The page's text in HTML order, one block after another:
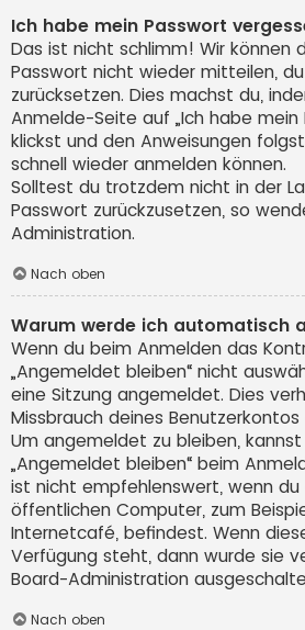
Ich habe mein Passwort
Das ist nicht schlimm! Wir können
Passwort nicht wieder mitteilen,
zurücksetzen. Dies machst du,
Anmelde-Seite auf „Ich habe mein
klickst und den Anweisungen
schnell wieder anmelden können.
Solltest du trotzdem nicht in der
Passwort zurückzusetzen, so
Administration.
Nach oben
Warum werde ich automatisch
Wenn du beim Anmelden das
„Angemeldet bleiben“ nicht
eine Sitzung angemeldet. Dies
Missbrauch deines
Um angemeldet zu bleiben,
„Angemeldet bleiben“ beim
ist nicht empfehlenswert, wenn du
öffentlichen Computer, zum
Internetcafé, befindest. Wenn
Verfügung steht, dann wurde sie
Board-Administration
Nach oben